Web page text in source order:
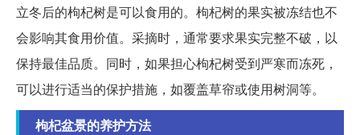
立冬后的枸杞树是可以食用的。枸杞树的果实被冻结也不
会影响其食用价值。采摘时，通常要求果实完整不破，以
保持最佳品质。同时，如果担心枸杞树受到严寒而冻死，
可以进行适当的保护措施，如覆盖草帘或使用树洞等。
枸杞盆景的养护方法